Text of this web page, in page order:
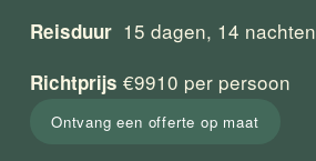
Reisduur 15 dagen, 14 nachten
Richtprijs €9910 per persoon
Ontvang een offerte op maat